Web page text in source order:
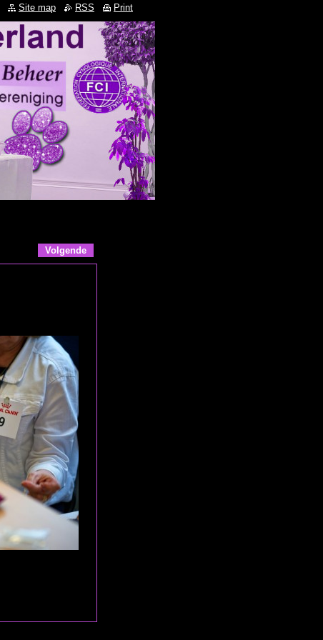
Volgende
Site map RSS Print